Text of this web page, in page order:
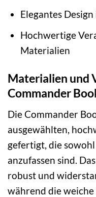
Elegantes
Hochwertige
Materialien
Materialien und
Commander
Die Commander
ausgewählten,
gefertigt, die
anzufassen sind.
robust und
während die